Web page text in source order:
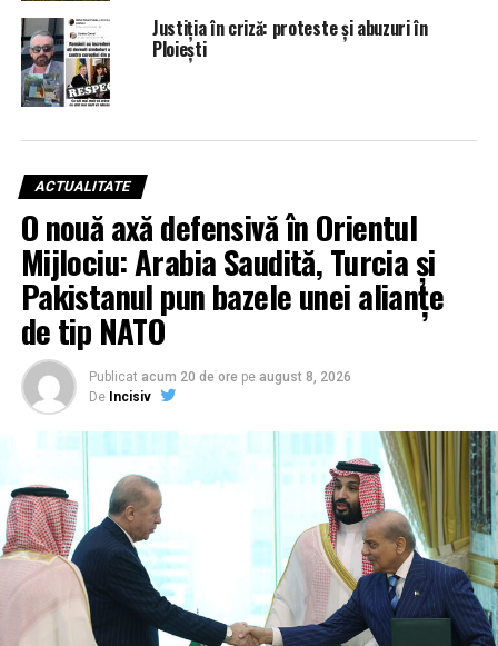
Justiția în criză: proteste și abuzuri în
Ploiești
ACTUALITATE
O nouă axă defensivă în Orientul
Mijlociu: Arabia Saudită, Turcia și
Pakistanul pun bazele unei alianțe
de tip NATO
Publicat acum 20 de ore pe august 8, 2026
De Incisiv